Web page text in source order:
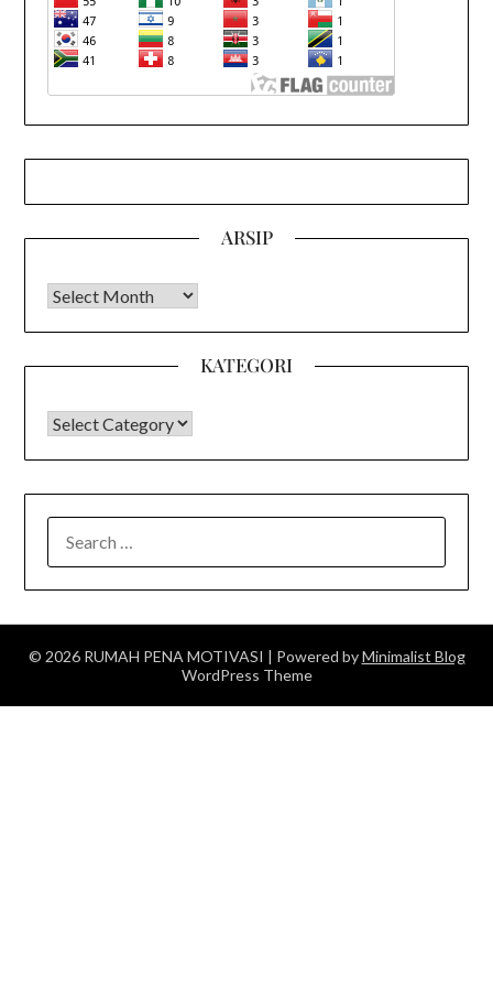
ARSIP
Arsip
KATEGORI
KATEGORI
FOR:
© 2026 RUMAH PENA MOTIVASI | Powered byMinimalist Blog
WordPress Theme